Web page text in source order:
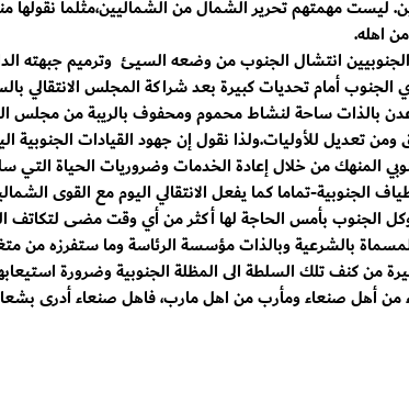
ليست مهمتهم تحرير الشمال من الشماليين،مثلما نقولها
اهله.
الجنوبيين انتشال الجنوب من وضعه السيئ وترميم جبهته
أمام تحديات كبيرة بعد شراكة المجلس الانتقالي
بالذات ساحة لنشاط محموم ومحفوف بالريبة من مجلس
تعديل للأوليات.ولذا نقول إن جهود القيادات الجنوبية
المنهك من خلال إعادة الخدمات وضروريات الحياة التي
الجنوبية-تماما كما يفعل الانتقالي اليوم مع القوى
الجنوب بأمس الحاجة لها أكثر من أي وقت مضى لتكاتف
بالشرعية وبالذات مؤسسة الرئاسة وما ستفرزه من
من كنف تلك السلطة الى المظلة الجنوبية وضرورة
من أهل صنعاء ومأرب من اهل مارب، فاهل صنعاء أدرى